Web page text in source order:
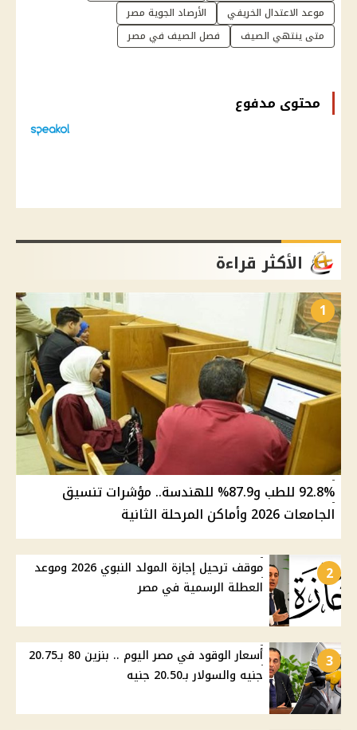
موعد الاعتدال الخريفي
الأرصاد الجوية مصر
متى ينتهي الصيف
فصل الصيف في مصر
محتوى مدفوع
الأكثر قراءة
1
92.8% للطب و87.9% للهندسة.. مؤشرات تنسيق
الجامعات 2026 وأماكن المرحلة الثانية
2
موقف ترحيل إجازة المولد النبوي 2026 وموعد
العطلة الرسمية في مصر
3
أسعار الوقود في مصر اليوم .. بنزين 80 بـ20.75
جنيه والسولار بـ20.50 جنيه